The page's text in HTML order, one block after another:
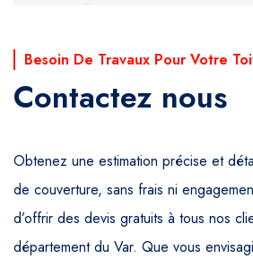
Besoin De Travaux Pour Votre
Contactez nous
Obtenez une estimation précise et
de couverture, sans frais ni
d’offrir des devis gratuits à tous nos
département du Var. Que vous